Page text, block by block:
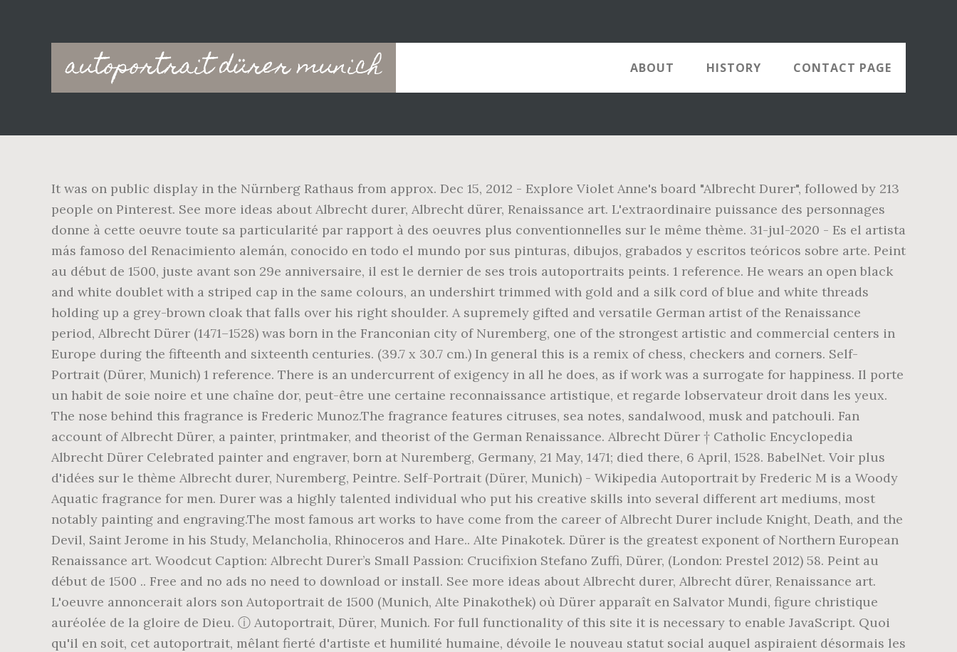
autoportrait dürer munich
Main
navigation
ABOUT HISTORY CONTACT PAGE
It was on public display in the Nürnberg Rathaus from approx. Dec 15, 2012 - Explore Violet Anne's board "Albrecht Durer", followed by 213
people on Pinterest. See more ideas about Albrecht durer, Albrecht dürer, Renaissance art. L'extraordinaire puissance des personnages
donne à cette oeuvre toute sa particularité par rapport à des oeuvres plus conventionnelles sur le même thème. 31-jul-2020 - Es el artista
más famoso del Renacimiento alemán, conocido en todo el mundo por sus pinturas, dibujos, grabados y escritos teóricos sobre arte. Peint
au début de 1500, juste avant son 29e anniversaire, il est le dernier de ses trois autoportraits peints. 1 reference. He wears an open black
and white doublet with a striped cap in the same colours, an undershirt trimmed with gold and a silk cord of blue and white threads
holding up a grey-brown cloak that falls over his right shoulder. A supremely gifted and versatile German artist of the Renaissance
period, Albrecht Dürer (1471–1528) was born in the Franconian city of Nuremberg, one of the strongest artistic and commercial centers in
Europe during the fifteenth and sixteenth centuries. (39.7 x 30.7 cm.) In general this is a remix of chess, checkers and corners. Self-
Portrait (Dürer, Munich) 1 reference. There is an undercurrent of exigency in all he does, as if work was a surrogate for happiness. Il porte
un habit de soie noire et une chaîne dor, peut-être une certaine reconnaissance artistique, et regarde lobservateur droit dans les yeux.
The nose behind this fragrance is Frederic Munoz.The fragrance features citruses, sea notes, sandalwood, musk and patchouli. Fan
account of Albrecht Dürer, a painter, printmaker, and theorist of the German Renaissance. Albrecht Dürer † Catholic Encyclopedia
Albrecht Dürer Celebrated painter and engraver, born at Nuremberg, Germany, 21 May, 1471; died there, 6 April, 1528. BabelNet. Voir plus
d'idées sur le thème Albrecht durer, Nuremberg, Peintre. Self-Portrait (Dürer, Munich) - Wikipedia Autoportrait by Frederic M is a Woody
Aquatic fragrance for men. Durer was a highly talented individual who put his creative skills into several different art mediums, most
notably painting and engraving.The most famous art works to have come from the career of Albrecht Durer include Knight, Death, and the
Devil, Saint Jerome in his Study, Melancholia, Rhinoceros and Hare.. Alte Pinakotek. Dürer is the greatest exponent of Northern European
Renaissance art. Woodcut Caption: Albrecht Durer’s Small Passion: Crucifixion Stefano Zuffi, Dürer, (London: Prestel 2012) 58. Peint au
début de 1500 .. Free and no ads no need to download or install. See more ideas about Albrecht durer, Albrecht dürer, Renaissance art.
L'oeuvre annoncerait alors son Autoportrait de 1500 (Munich, Alte Pinakothek) où Dürer apparaît en Salvator Mundi, figure christique
auréolée de la gloire de Dieu. ⓘ Autoportrait, Dürer, Munich. For full functionality of this site it is necessary to enable JavaScript. Quoi
qu'il en soit, cet autoportrait, mêlant fierté d'artiste et humilité humaine, dévoile le nouveau statut social auquel aspiraient désormais les